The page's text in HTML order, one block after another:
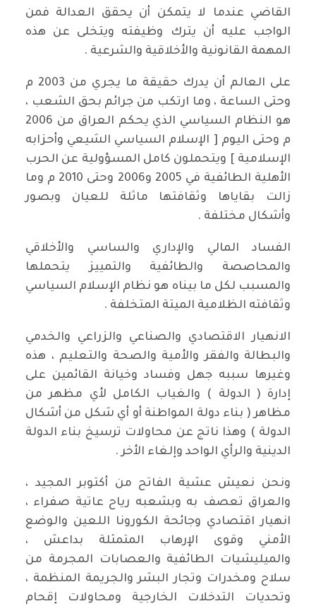
القاضي عندما لا يتمكن أن يحقق العدالة فمن
الواجب عليه أن يترك وظيفته ويتخلى عن هذه
المهمة القانونية والأخلاقية والشرعية .
على العالم أن يدرك حقيقة ما يجري من 2003 م
وحتى الساعة ، وما ارتكب من جرائم بحق الشعب ،
هو النظام السياسي الذي يحكم العراق من 2006
م وحتى اليوم [ الإسلام السياسي الشيعي وأحزابه
الإسلامية ] ويتحملون كامل المسؤولية عن الحرب
الأهلية الطائفية في 2005 و2006 وحتى 2010 م وما
زالت بقاياها وثقافتها ماثلة للعيان وبصور
وأشكال مختلفة .
الفساد المالي والإداري والساسي والأخلاقي
والمحاصصة والطائفية والتمييز يتحملها
والمسبب لكل ما بيناه هو نظام الإسلام السياسي
وثقافته الظلامية الميتة المتخلفة .
الانهيار الاقتصادي والصناعي والزراعي والخدمي
والبطالة والفقر والأمية والصحة والتعليم ، هذه
وغيرها سببه جهل وفساد وخيانة القائمين على
إدارة ( الدولة ) والغياب الكامل لأي مظهر من
مظاهر ( بناء دولة المواطنة أو أي شكل من أشكال
الدولة ) وهذا ناتج عن محاولات ترسيخ بناء الدولة
الدينية والرأي الواحد وإلغاء الأخر .
ونحن نعيش عشية الفاتح من أكتوبر المجيد ،
والعراق تعصف به وبشعبه رياح عاتية صفراء ،
انهيار اقتصادي وجائحة الكورونا اللعين والوضع
الأمني وقوى الإرهاب المتمثلة بداعش ،
والميليشيات الطائفية والعصابات المجرمة من
سلاح ومخدرات وتجار البشر والجريمة المنظمة ،
وتحديات التدخلات الخارجية ومحاولات إقحام